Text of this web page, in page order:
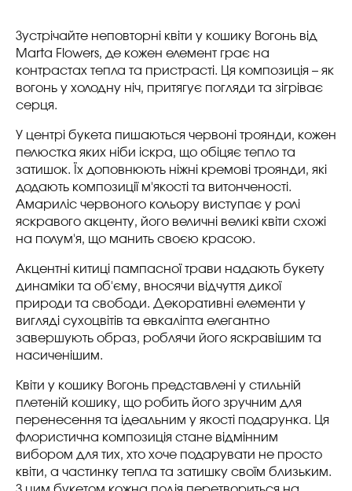
Зустрічайте неповторні квіти у кошику Вогонь від
Marta Flowers, де кожен елемент грає на
контрастах тепла та пристрасті. Ця композиція – як
вогонь у холодну ніч, притягує погляди та зігріває
серця.
У центрі букета пишаються червоні троянди, кожен
пелюстка яких ніби іскра, що обіцяє тепло та
затишок. Їх доповнюють ніжні кремові троянди, які
додають композиції м'якості та витонченості.
Амариліс червоного кольору виступає у ролі
яскравого акценту, його величні великі квіти схожі
на полум'я, що манить своєю красою.
Акцентні китиці пампасної трави надають букету
динаміки та об'єму, вносячи відчуття дикої
природи та свободи. Декоративні елементи у
вигляді сухоцвітів та евкаліпта елегантно
завершують образ, роблячи його яскравішим та
насиченішим.
Квіти у кошику Вогонь представлені у стильній
плетеній кошику, що робить його зручним для
перенесення та ідеальним у якості подарунка. Ця
флористична композиція стане відмінним
вибором для тих, хто хоче подарувати не просто
квіти, а частинку тепла та затишку своїм близьким.